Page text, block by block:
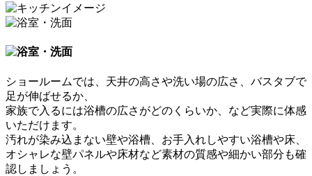
ショールームでは、 天井の高さや洗い場の広さ、バスタブで
足が伸ばせるか、
家族で入るには浴槽の広さがどのくらいか 、など実際に体感
いただけます。
汚れが染み込まない壁や浴槽、お手入れしやすい浴槽や床、
オシャレな壁パネルや床材など素材の質感や細かい部分も確
認しましょう 。